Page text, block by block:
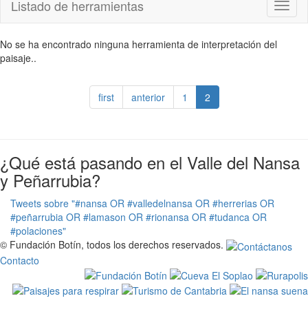
Listado de herramientas
No se ha encontrado ninguna herramienta de interpretación del
paisaje..
first anterior 1 2
¿Qué está pasando en el Valle del Nansa
y Peñarrubia?
Tweets sobre "#nansa OR #valledelnansa OR #herrerias OR
#peñarrubia OR #lamason OR #rionansa OR #tudanca OR
#polaciones"
© Fundación Botín, todos los derechos reservados.
Contacto